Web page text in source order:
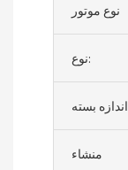
نوع موتور
نوع:
اندازه بسته
منشاء